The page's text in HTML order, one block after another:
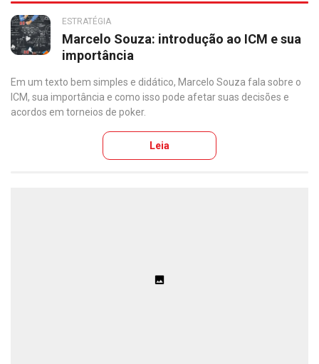
ESTRATÉGIA
Marcelo Souza: introdução ao ICM e sua
importância
Em um texto bem simples e didático, Marcelo Souza fala sobre o
ICM, sua importância e como isso pode afetar suas decisões e
acordos em torneios de poker.
Leia